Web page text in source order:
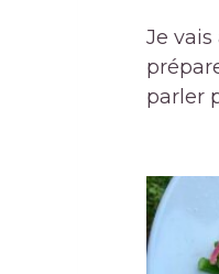
Je
parler